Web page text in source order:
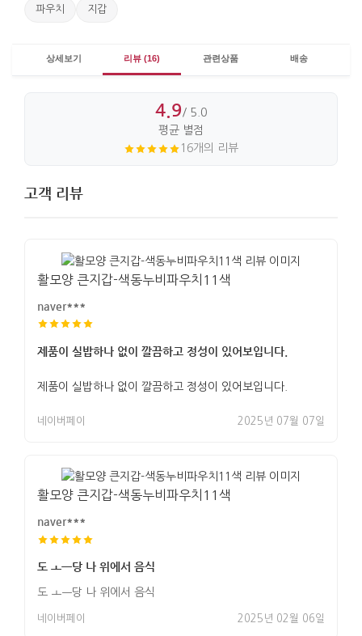
파우치 지갑
상세보기 리뷰 (16) 관련상품 배송
4.9/ 5.0
평균 별점
16개의 리뷰
고객 리뷰
활모양 큰지갑-색동누비파우치11색
naver***
제품이 실밥하나 없이 깔끔하고 정성이 있어보입니다.
제품이 실밥하나 없이 깔끔하고 정성이 있어보입니다.
네이버페이 2025년 07월 07일
활모양 큰지갑-색동누비파우치11색
naver***
도 ㅗㅡ당 나 위에서 음식
도 ㅗㅡ당 나 위에서 음식
네이버페이 2025년 02월 06일